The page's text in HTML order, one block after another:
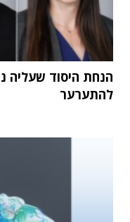
הנחת היסוד שעליה
להתערער